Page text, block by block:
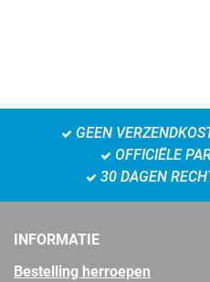
GEEN
OFFICIËLE
30 DAGEN
INFORMATIE
Bestelling herroepen